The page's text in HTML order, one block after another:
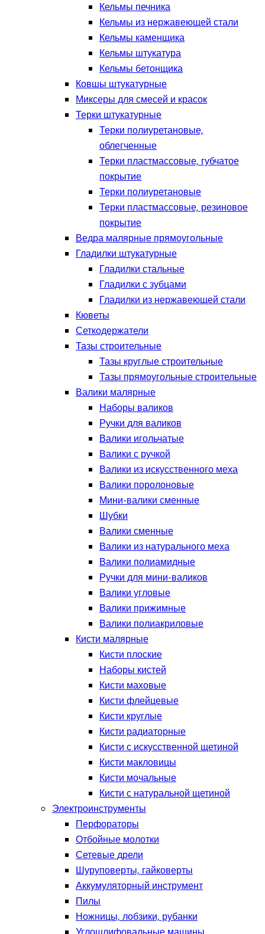
Кельмы печника
Кельмы из нержавеющей стали
Кельмы каменщика
Кельмы штукатура
Кельмы бетонщика
Ковшы штукатурные
Миксеры для смесей и красок
Терки штукатурные
Терки полиуретановые,
облегченные
Терки пластмассовые, губчатое
покрытие
Терки полиуретановые
Терки пластмассовые, резиновое
покрытие
Ведра малярные прямоугольные
Гладилки штукатурные
Гладилки стальные
Гладилки с зубцами
Гладилки из нержавеющей стали
Кюветы
Сеткодержатели
Тазы строительные
Тазы круглые строительные
Тазы прямоугольные строительные
Валики малярные
Наборы валиков
Ручки для валиков
Валики игольчатые
Валики с ручкой
Валики из искусственного меха
Валики поролоновые
Мини-валики сменные
Шубки
Валики сменные
Валики из натурального меха
Валики полиамидные
Ручки для мини-валиков
Валики угловые
Валики прижимные
Валики полиакриловые
Кисти малярные
Кисти плоские
Наборы кистей
Кисти маховые
Кисти флейцевые
Кисти круглые
Кисти радиаторные
Кисти с искусственной щетиной
Кисти макловицы
Кисти мочальные
Кисти с натуральной щетиной
Электроинструменты
Перфораторы
Отбойные молотки
Сетевые дрели
Шуруповерты, гайковерты
Аккумуляторный инструмент
Пилы
Ножницы, лобзики, рубанки